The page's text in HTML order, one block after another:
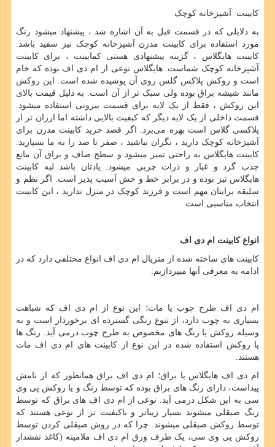
کابینت آشپزخانه کوچک
به دلایلی که در قسمت قبل به آن اشاره شد ، پیشنهاد میشود رنگ
مورد استفاده برای کابینت مدرن آشپزخانه کوچک نیز سفید باشد.
کابینت هایگلاس ، گزینه پیشنهادی هستی کمابینت ، برای کابینت
آشپزخانه کوچک شماست. هایگلاس نوعی از ام دی اف بوده که خام
است و روکش پلاکس گلس روی آن پوشیده شده است. این روکش
مانند شیشه براق بوده ولی سبک تر از آن است. به دلیل قیمت بالای
این روکش ، فقط از یک لایه برای قسمت بیرونی استفاده میشود.
قسمت داخلی از یک لایه دیگر که کیفیت بالایی داشته اما ارزان تر از
پلاکسی گلاس است بهره می‌برد. اگر قصد خرید کابینت مدرن برای
آشپزخانه کوچک دارید ، نگران نباشید ، صفر تا صد را به ما بسپارید.
کابینت هایگلاس به راحتی تمیز میشود و سطح صاف و براق آن مانع
جذب گرد و غبار و ذرات چربی میشود. یادتان باشد لبه کابینت
هایگلاس تیز بوده و در برابر خط و خش آسیب پذیر است. اگر نظم و
سلیقه برایتان مهم است و فرزند کوچک در منزل ندارید ، این کابینت
انتخاب مناسبی است.
انواع کابینت ام دی اف
کابینت های ساخته شده از متریال ام دی اف انواع مختلفی دارد که در
ادامه به معرفی آنها میپردازیم:
ام دی اف طرح چوب یا مات؛ این نوع از ام دی اف که شباهت
بسیاری به چوب دارد، از تنوع رنگی گسترده ­ای برخوردار است و به
وسیله روکش یا رنگ­ های مخصوص به طرح چوب درمی­ آید. رنگ ­ها
یا روکش استفاده شده در این نوع از کابینت ­های ام دی اف مات
هستند.
ام دی اف هایگلاس یا براق؛ ام دی اف براق همانطور که از نامش
پیداست، دارای رنگ ­های براق بوده که توسط رنگ و یا روکش پی وی
سی به این شکل درمی­ آید. نوعی از ام دی اف های براق که توسط
رنگ صیقلی می­شوند بسیار زیباتر و باکیفیت ­تر از نوعی هستند که
توسط روکش صیقلی می­شوند. چرا که در روش صیقلی کردن توسط
روکش پی وی سی، یک طرف ورق ام دی اف ملامینه (کاغذ نقش­دار